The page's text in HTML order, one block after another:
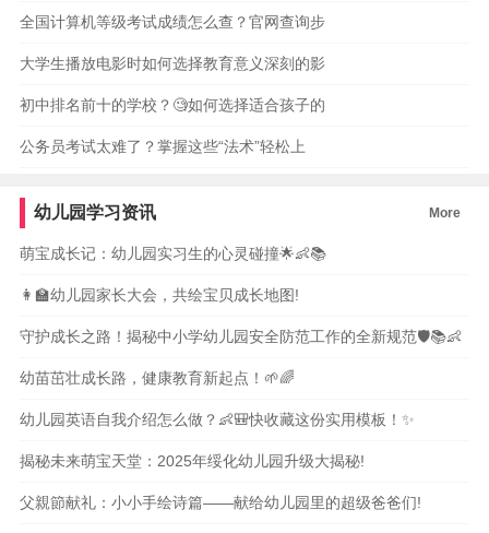
全国计算机等级考试成绩怎么查？官网查询步
大学生播放电影时如何选择教育意义深刻的影
初中排名前十的学校？🧐如何选择适合孩子的
公务员考试太难了？掌握这些“法术”轻松上
幼儿园学习资讯 More
萌宝成长记：幼儿园实习生的心灵碰撞🌟👶📚
👩‍🏫幼儿园家长大会，共绘宝贝成长地图!
守护成长之路！揭秘中小学幼儿园安全防范工作的全新规范🛡️📚👶
幼苗茁壮成长路，健康教育新起点！🌱🌈
幼儿园英语自我介绍怎么做？👶🎒快收藏这份实用模板！✨
揭秘未来萌宝天堂：2025年绥化幼儿园升级大揭秘!
父親節献礼：小小手绘诗篇——献给幼儿园里的超级爸爸们!